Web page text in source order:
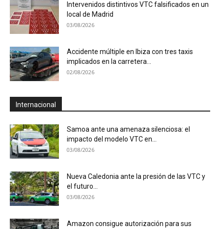
Intervenidos distintivos VTC falsificados en un
local de Madrid
03/08/2026
Accidente múltiple en Ibiza con tres taxis
implicados en la carretera...
02/08/2026
Internacional
Samoa ante una amenaza silenciosa: el
impacto del modelo VTC en...
03/08/2026
Nueva Caledonia ante la presión de las VTC y
el futuro...
03/08/2026
Amazon consigue autorización para sus